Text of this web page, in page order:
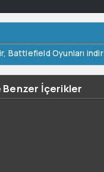
, Battlefield Oyunları indir
Benzer İçerikler